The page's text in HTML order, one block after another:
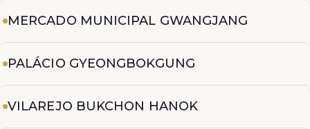
MERCADO MUNICIPAL GWANGJANG
PALÁCIO GYEONGBOKGUNG
VILAREJO BUKCHON HANOK